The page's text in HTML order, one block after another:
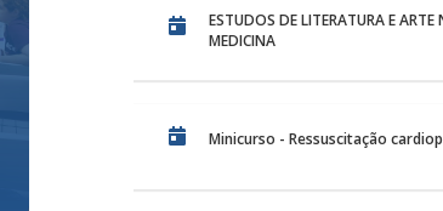
silvestres e exóticos
O Centro Veterinário Unichristus passa a
ESTUDOS DE LITERATURA E ARTE
MEDICINA
Minicurso - Ressuscitação